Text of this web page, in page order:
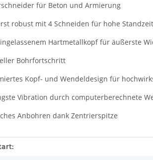
für Beton und Armierung
robust mit 4 Schneiden für hohe
Hartmetallkopf für äußerste
Bohrfortschritt
Kopf- und Wendeldesign für
Vibration durch computerberechnete
Anbohren dank Zentrierspitze